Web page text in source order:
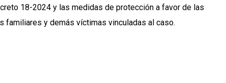
18-2024 y las medidas de protección a favor de las
familiares y demás víctimas vinculadas al caso.